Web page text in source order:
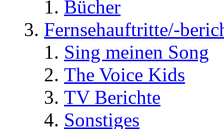
Bücher
Fernsehauftritte/-
Sing meinen Song
The Voice Kids
TV Berichte
Sonstiges